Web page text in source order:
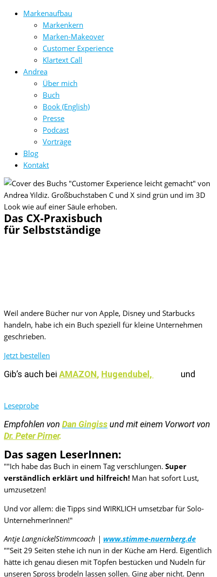
Markenaufbau
Markenkern
Marken-Makeover
Customer Experience
Klartext Call
Andrea
Über mich
Buch
Book (English)
Presse
Podcast
Vorträge
Blog
Kontakt
Das CX-Praxisbuch
für Selbstständige
Weil andere Bücher nur von Apple, Disney und Starbucks
handeln, habe ich ein Buch speziell für kleine Unternehmen
geschrieben.
Jetzt bestellen
Gib’s auch bei AMAZON, Hugendubel,
und
Leseprobe
Empfohlen von Dan Gingissund mit einem Vorwort von
Dr. Peter Pirner.
Das sagen LeserInnen:
""Ich habe das Buch in einem Tag verschlungen. Super
verständlich erklärt und hilfreich! Man hat sofort Lust,
umzusetzen!
Und vor allem: die Tipps sind WIRKLICH umsetzbar für Solo-
UnternehmerInnen!"
Antje LangnickelStimmcoach | www.stimme-nuernberg.de
""Seit 29 Seiten stehe ich nun in der Küche am Herd. Eigentlich
hätte ich genau diesen mit Töpfen bestücken und Nudeln für
unseren Spross brodeln lassen sollen. Ging aber nicht. Denn